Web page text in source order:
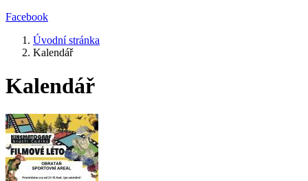
Facebook
Úvodní stránka
Kalendář
Kalendář